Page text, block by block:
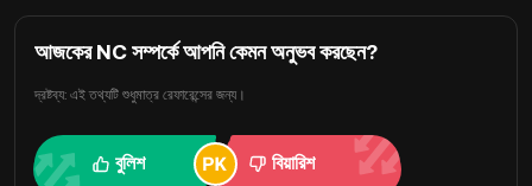
আজকের NC সম্পর্কে আপনি কেমন অনুভব করছেন?
দ্রষ্টব্য: এই তথ্যটি শুধুমাত্র রেফারেন্সের জন্য।
বুলিশ বিয়ারিশ